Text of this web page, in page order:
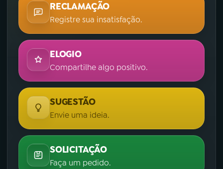
RECLAMAÇÃO
Registre sua insatisfação.
ELOGIO
Compartilhe algo positivo.
SUGESTÃO
Envie uma ideia.
SOLICITAÇÃO
Faça um pedido.